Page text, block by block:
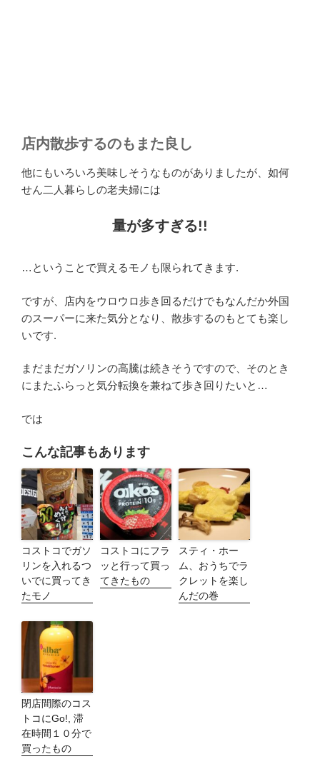
店内散歩するのもまた良し
他にもいろいろ美味しそうなものがありましたが、如何
せん二人暮らしの老夫婦には
量が多すぎる!!
…ということで買えるモノも限られてきます.
ですが、店内をウロウロ歩き回るだけでもなんだか外国
のスーパーに来た気分となり、散歩するのもとても楽し
いです.
まだまだガソリンの高騰は続きそうですので、そのとき
にまたふらっと気分転換を兼ねて歩き回りたいと…
では
こんな記事もあります
コストコでガソ
リンを入れるつ
いでに買ってき
たモノ
コストコにフラ
ッと行って買っ
てきたもの
スティ・ホー
ム、おうちでラ
クレットを楽し
んだの巻
閉店間際のコス
トコにGo!, 滞
在時間１０分で
買ったもの